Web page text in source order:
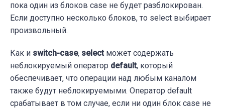
пока один из блоков case не будет разблокирован.
Если доступно несколько блоков, то select выбирает
произвольный.
Как и switch-case, selectможет содержать
неблокируемый оператор default, который
обеспечивает, что операции над любым каналом
также будут неблокируемыми. Оператор default
срабатывает в том случае, если ни один блок case не